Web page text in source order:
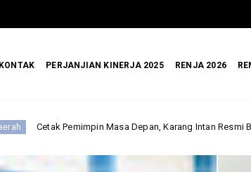
KONTAK PERJANJIAN KINERJA 2025 RENJA 2026
Depan, Karang Intan Resmi Bentuk Forum Anak hingga